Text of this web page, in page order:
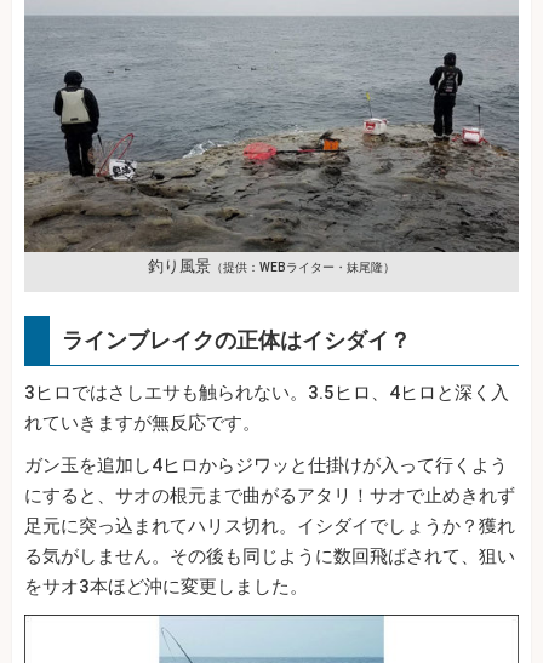
釣り風景 （提供：WEBライター・妹尾隆）
ラインブレイクの正体はイシダイ？
3ヒロではさしエサも触られない。3.5ヒロ、4ヒロと深く入
れていきますが無反応です。
ガン玉を追加し4ヒロからジワッと仕掛けが入って行くよう
にすると、サオの根元まで曲がるアタリ！サオで止めきれず
足元に突っ込まれてハリス切れ。イシダイでしょうか？獲れ
る気がしません。その後も同じように数回飛ばされて、狙い
をサオ3本ほど沖に変更しました。